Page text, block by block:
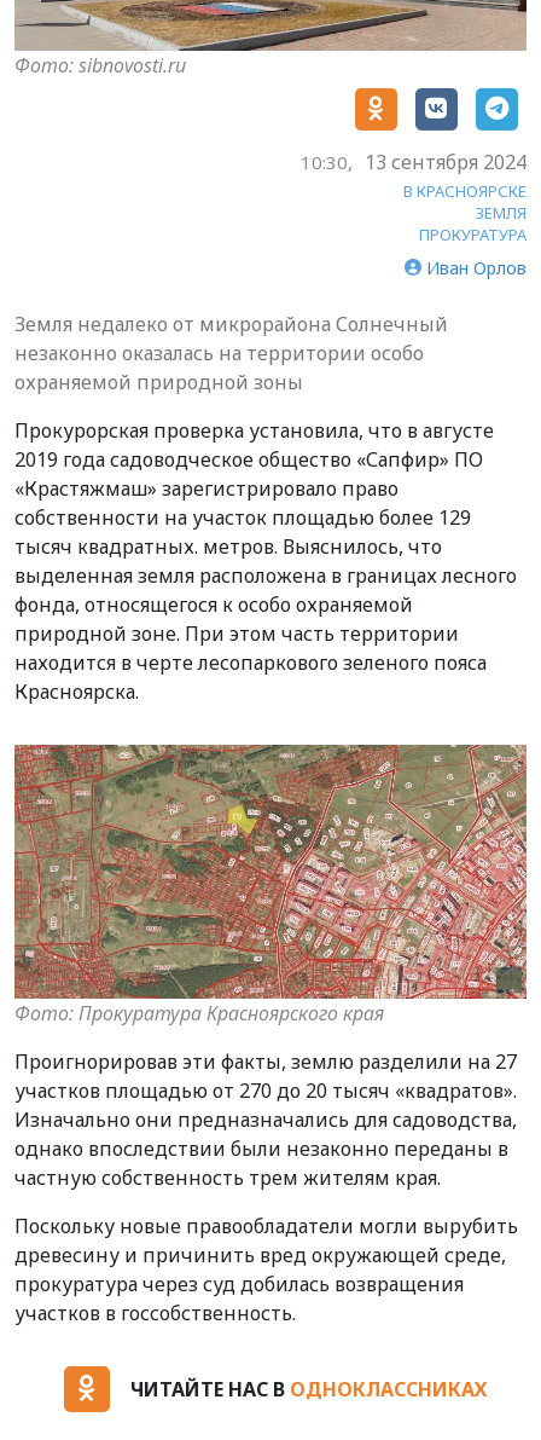
Фото: sibnovosti.ru
10:30, 13 сентября 2024
В КРАСНОЯРСКЕ
ЗЕМЛЯ
ПРОКУРАТУРА
Иван Орлов
Земля недалеко от микрорайона Солнечный
незаконно оказалась на территории особо
охраняемой природной зоны
Прокурорская проверка установила, что в августе
2019 года садоводческое общество «Сапфир» ПО
«Крастяжмаш» зарегистрировало право
собственности на участок площадью более 129
тысяч квадратных. метров. Выяснилось, что
выделенная земля расположена в границах лесного
фонда, относящегося к особо охраняемой
природной зоне. При этом часть территории
находится в черте лесопаркового зеленого пояса
Красноярска.
Фото: Прокуратура Красноярского края
Проигнорировав эти факты, землю разделили на 27
участков площадью от 270 до 20 тысяч «квадратов».
Изначально они предназначались для садоводства,
однако впоследствии были незаконно переданы в
частную собственность трем жителям края.
Поскольку новые правообладатели могли вырубить
древесину и причинить вред окружающей среде,
прокуратура через суд добилась возвращения
участков в госсобственность.
ЧИТАЙТЕ НАС В ОДНОКЛАССНИКАХ